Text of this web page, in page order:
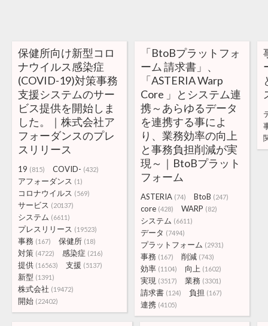
保健所向け新型コロ
ナウイルス感染症
(COVID-19)対策事務
支援システムのサー
ビス提供を開始しま
した。｜株式会社ア
フォーダンスのプレ
スリリース
19 (815) COVID- (432)
アフォーダンス (1)
コロナウイルス (569)
サービス (20137)
システム (6611)
プレスリリース (19523)
事務 (167) 保健所 (18)
対策 (4722) 感染症 (216)
提供 (16563) 支援 (5137)
新型 (1391)
株式会社 (19472)
開始 (22402)
「BtoBプラットフォ
ーム 請求書」、
「ASTERIA Warp
Core 」とシステム連
携～あらゆるデータ
を連携する事によ
り、業務効率の向上
と事務負担削減が実
現～｜BtoBプラット
フォーム
ASTERIA (74) BtoB (247)
core (428) WARP (82)
システム (6611)
データ (7494)
プラットフォーム (2931)
事務 (167) 削減 (743)
効率 (1104) 向上 (1602)
実現 (3517) 業務 (3301)
請求書 (124) 負担 (167)
連携 (4105)